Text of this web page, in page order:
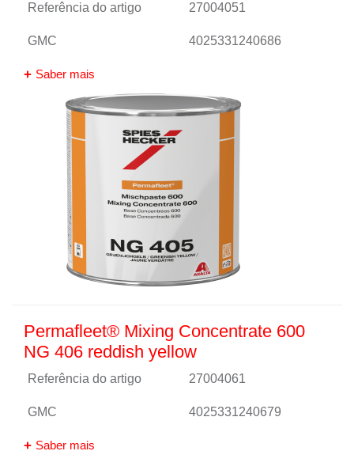
Referência do artigo 27004051
GMC 4025331240686
Saber mais
Permafleet® Mixing Concentrate 600
NG 406 reddish yellow
Referência do artigo 27004061
GMC 4025331240679
Saber mais